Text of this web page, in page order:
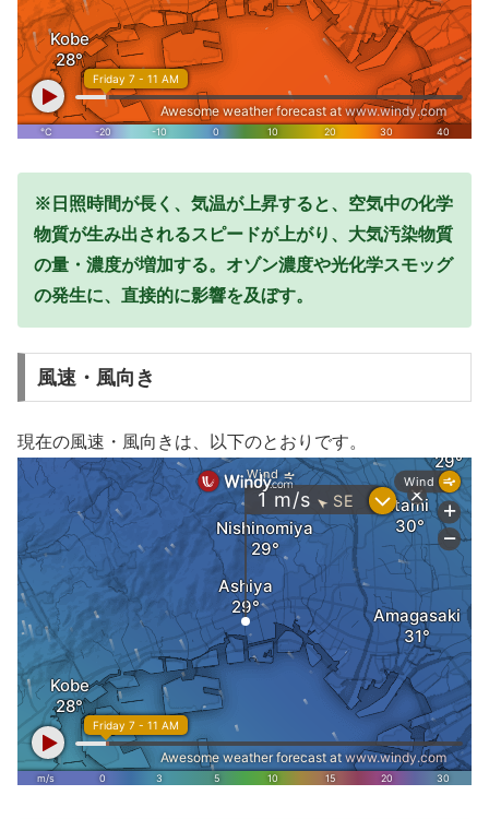
※日照時間が長く、気温が上昇すると、空気中の化学
物質が生み出されるスピードが上がり、大気汚染物質
の量・濃度が増加する。オゾン濃度や光化学スモッグ
の発生に、直接的に影響を及ぼす。
風速・風向き
現在の風速・風向きは、以下のとおりです。